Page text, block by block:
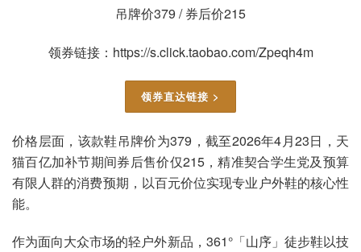
吊牌价379 / 券后价215
领券链接：https://s.click.taobao.com/Zpeqh4m
领券直达链接 >
价格层面，该款鞋吊牌价为379，截至2026年4月23日，天
猫百亿加补节期间券后售价仅215，精准契合学生党及预算
有限人群的消费预期，以百元价位实现专业户外鞋的核心性
能。
作为面向大众市场的轻户外新品，361°「山序」徒步鞋以技